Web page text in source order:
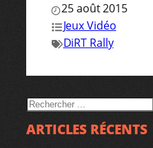
25 août 2015
Jeux Vidéo
DiRT Rally
RECHERCHER
ARTICLES RÉCENTS